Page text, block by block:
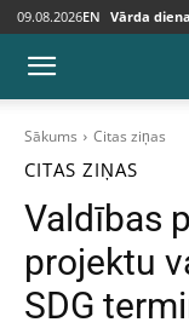
09.08.2026EN Vārda
Sākums Citas ziņas
CITAS ZIŅAS
Valdības
projektu
SDG